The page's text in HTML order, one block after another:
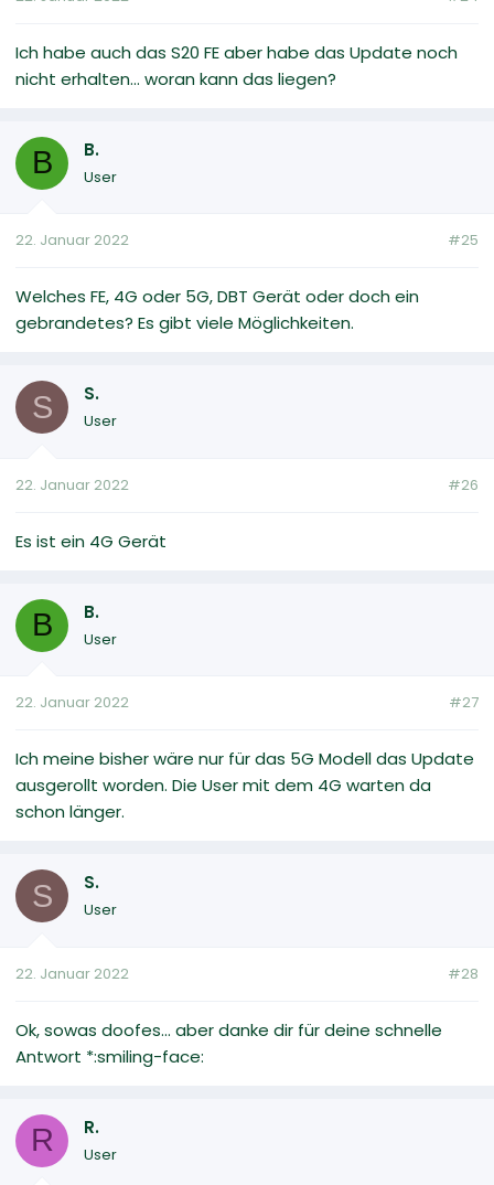
Ich habe auch das S20 FE aber habe das Update noch
nicht erhalten... woran kann das liegen?
B B.
User
22. Januar 2022 #25
Welches FE, 4G oder 5G, DBT Gerät oder doch ein
gebrandetes? Es gibt viele Möglichkeiten.
S S.
User
22. Januar 2022 #26
Es ist ein 4G Gerät
B B.
User
22. Januar 2022 #27
Ich meine bisher wäre nur für das 5G Modell das Update
ausgerollt worden. Die User mit dem 4G warten da
schon länger.
S S.
User
22. Januar 2022 #28
Ok, sowas doofes... aber danke dir für deine schnelle
Antwort *:smiling-face:
R R.
User